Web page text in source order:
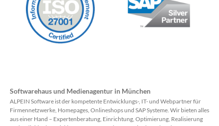
Softwarehaus und Medienagentur in München
ALPEIN Software ist der kompetente Entwicklungs-, IT- und Webpartner für
Firmennetzwerke, Homepages, Onlineshops und SAP Systeme. Wir bieten alles
aus einer Hand – Expertenberatung, Einrichtung, Optimierung, Realisierung